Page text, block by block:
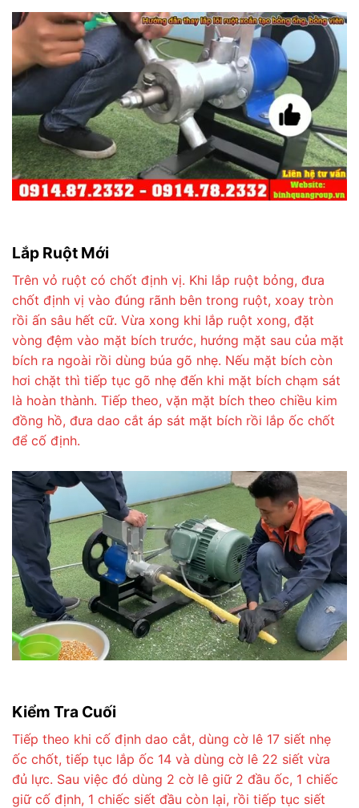
Lắp Ruột Mới
Trên vỏ ruột có chốt định vị. Khi lắp ruột bỏng, đưa
chốt định vị vào đúng rãnh bên trong ruột, xoay tròn
rồi ấn sâu hết cữ. Vừa xong khi lắp ruột xong, đặt
vòng đệm vào mặt bích trước, hướng mặt sau của mặt
bích ra ngoài rồi dùng búa gõ nhẹ. Nếu mặt bích còn
hơi chặt thì tiếp tục gõ nhẹ đến khi mặt bích chạm sát
là hoàn thành. Tiếp theo, vặn mặt bích theo chiều kim
đồng hồ, đưa dao cắt áp sát mặt bích rồi lắp ốc chốt
để cố định.
Kiểm Tra Cuối
Tiếp theo khi cố định dao cắt, dùng cờ lê 17 siết nhẹ
ốc chốt, tiếp tục lắp ốc 14 và dùng cờ lê 22 siết vừa
đủ lực. Sau việc đó dùng 2 cờ lê giữ 2 đầu ốc, 1 chiếc
giữ cố định, 1 chiếc siết đầu còn lại, rồi tiếp tục siết